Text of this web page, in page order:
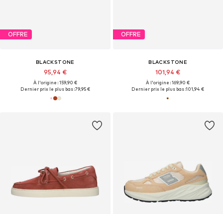
OFFRE
BLACKSTONE
95,94 €
À l'origine : 159,90 €
Dernier prix le plus bas :79,95 €
OFFRE
BLACKSTONE
101,94 €
À l'origine : 169,90 €
Dernier prix le plus bas :101,94 €